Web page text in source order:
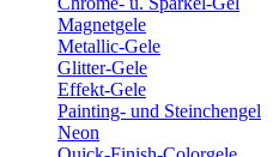
Magnetgele
Metallic-Gele
Glitter-Gele
Effekt-Gele
Painting- und Steinchengel
Neon